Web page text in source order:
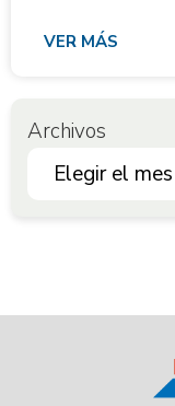
VER MÁS
Archivos